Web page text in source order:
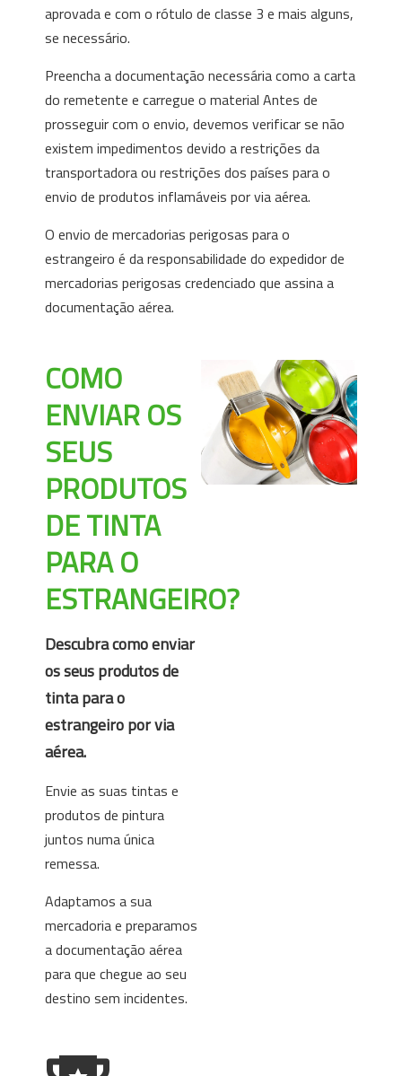
aprovada e com o rótulo de classe 3 e mais alguns,
se necessário.
Preencha a documentação necessária como a carta
do remetente e carregue o material Antes de
prosseguir com o envio, devemos verificar se não
existem impedimentos devido a restrições da
transportadora ou restrições dos países para o
envio de produtos inflamáveis por via aérea.
O envio de mercadorias perigosas para o
estrangeiro é da responsabilidade do expedidor de
mercadorias perigosas credenciado que assina a
documentação aérea.
COMO
ENVIAR OS
SEUS
PRODUTOS
DE TINTA
PARA O
ESTRANGEIRO?
Descubra como enviar
os seus produtos de
tinta para o
estrangeiro por via
aérea.
Envie as suas tintas e
produtos de pintura
juntos numa única
remessa.
Adaptamos a sua
mercadoria e preparamos
a documentação aérea
para que chegue ao seu
destino sem incidentes.